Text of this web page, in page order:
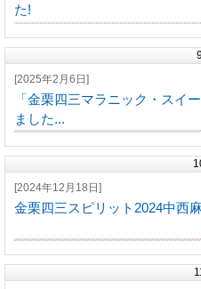
た!
[2025年2月6日]
「金栗四三マラニック・スイ
ました...
[2024年12月18日]
金栗四三スピリット2024中西